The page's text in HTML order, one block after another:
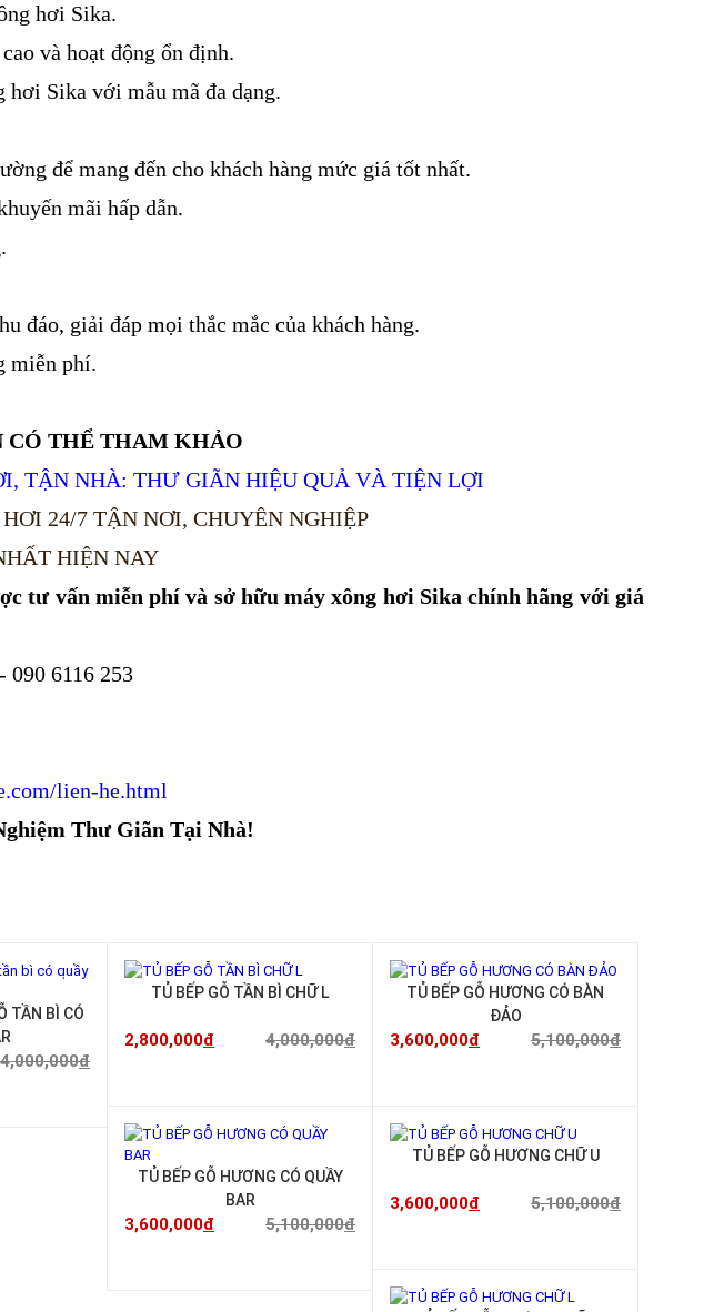
hơi Sika.
và hoạt động ổn định.
hơi Sika với mẫu mã đa dạng.
để mang đến cho khách hàng mức giá tốt nhất.
mãi hấp dẫn.
đáo, giải đáp mọi thắc mắc của khách hàng.
miễn phí.
CÓ THỂ THAM KHẢO
TẬN NHÀ: THƯ GIÃN HIỆU QUẢ VÀ TIỆN LỢI
24/7 TẬN NƠI, CHUYÊN NGHIỆP
HIỆN NAY
tư vấn miễn phí và sở hữu máy xông hơi Sika chính hãng với giá
090 6116 253
lien-he.html
Thư Giãn Tại Nhà!
-30%
TẦN BÌ CÓ
4,000,000đ
TỦ BẾP GỖ TẦN BÌ CHỮ L
2,800,000đ 4,000,000đ
-29%
TỦ BẾP GỖ HƯƠNG CÓ BÀN
ĐẢO
3,600,000đ 5,100,000đ
-29%
TỦ BẾP GỖ HƯƠNG CÓ QUẦY
BAR
3,600,000đ 5,100,000đ
TỦ BẾP GỖ HƯƠNG CHỮ U
3,600,000đ 5,100,000đ
-29%